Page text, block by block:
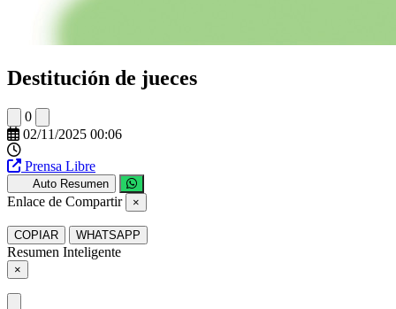
Destitución de jueces
0
02/11/2025 00:06
Prensa Libre
Auto Resumen
Enlace de Compartir ×
COPIAR WHATSAPP
Resumen Inteligente
×